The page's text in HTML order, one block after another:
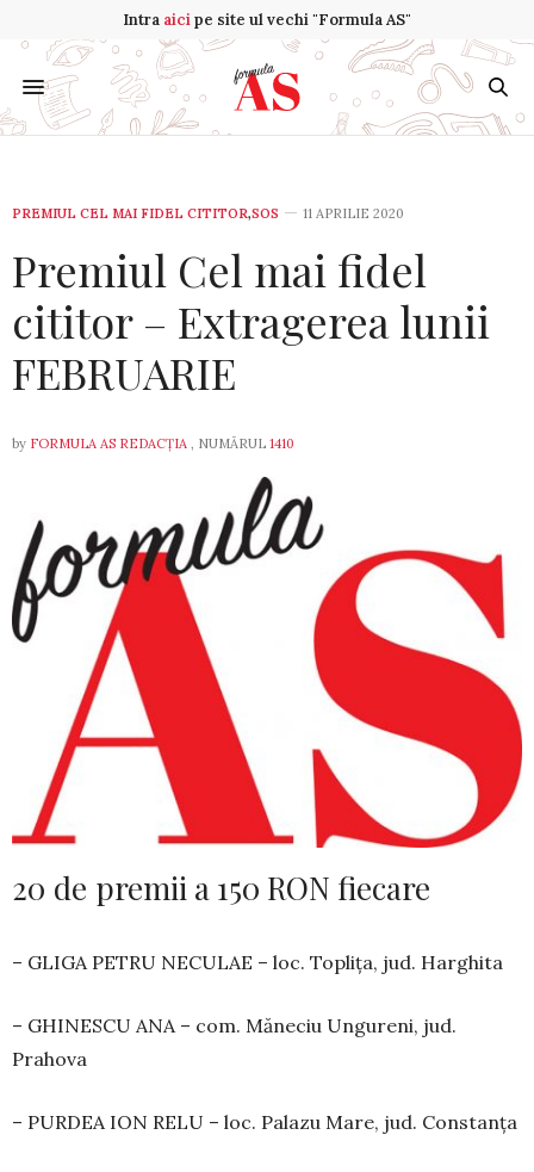
Intra aicipe site ul vechi "Formula AS"
PREMIUL CEL MAI FIDEL CITITOR,SOS 11 APRILIE 2020
Premiul Cel mai fidel
cititor – Extragerea lunii
FEBRUARIE
by FORMULA AS REDACȚIA , NUMĂRUL 1410
20 de premii a 150 RON fiecare
– GLIGA PETRU NECULAE – loc. Toplița, jud. Harghita
– GHINESCU ANA – com. Măneciu Ungureni, jud.
Prahova
– PURDEA ION RELU – loc. Palazu Mare, jud. Constanța